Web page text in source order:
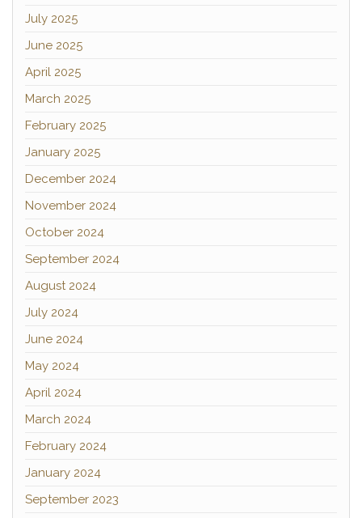
July 2025
June 2025
April 2025
March 2025
February 2025
January 2025
December 2024
November 2024
October 2024
September 2024
August 2024
July 2024
June 2024
May 2024
April 2024
March 2024
February 2024
January 2024
September 2023